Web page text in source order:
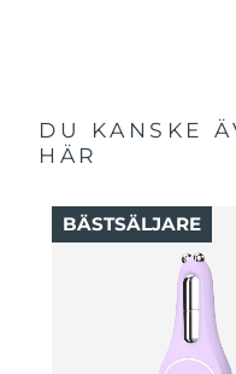
DU KANSKE
HÄR
BÄSTSÄLJARE